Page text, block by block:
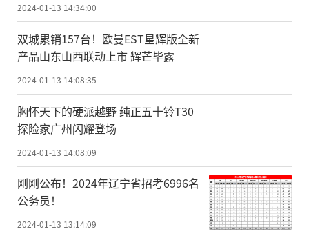
2024-01-13 14:34:00
双城累销157台！欧曼EST星辉版全新
产品山东山西联动上市 辉芒毕露
2024-01-13 14:08:35
胸怀天下的硬派越野 纯正五十铃T30
探险家广州闪耀登场
2024-01-13 14:08:09
刚刚公布！2024年辽宁省招考6996名
公务员！
2024-01-13 13:14:09